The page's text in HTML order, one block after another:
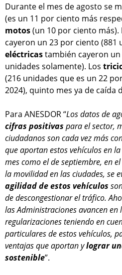
Durante el mes de agosto se
(es un 11 por ciento más
motos(un 10 por ciento más).
cayeron un 23 por ciento (881
eléctricastambién cayeron
unidades solamente). Los
(216 unidades que es un 22
2024), quinto mes ya de caída
Para ANESDOR “Los datos de
cifras positivas para el sector,
ciudadanos son cada vez más
que aportan estos vehículos en
mes como el de septiembre, en
la movilidad en las ciudades, se
agilidad de estos vehículos
de descongestionar el tráfico.
las Administraciones avancen en
regularizaciones teniendo en
particulares de estos vehículos,
ventajas que aportan ylograr
sostenible”.